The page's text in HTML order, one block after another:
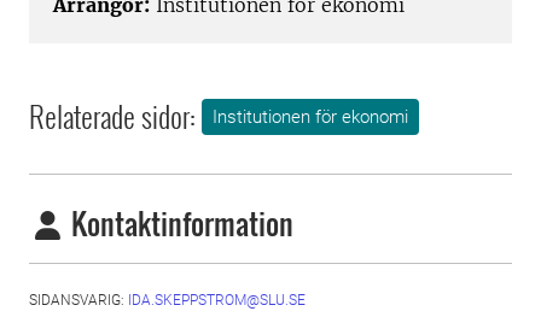
Arrangör: Institutionen för ekonomi
Relaterade sidor: Institutionen för ekonomi
Kontaktinformation
SIDANSVARIG: IDA.SKEPPSTROM@SLU.SE